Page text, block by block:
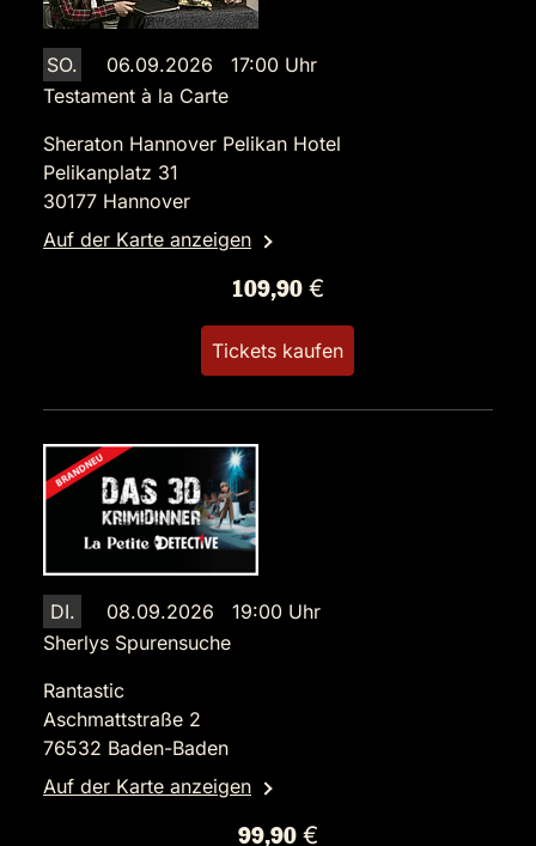
SO.
06.09.2026 17:00 Uhr
Testament à la Carte
Sheraton Hannover Pelikan Hotel
Pelikanplatz 31
30177 Hannover
Auf der Karte anzeigen
109,90 €
Tickets kaufen
DI.
08.09.2026 19:00 Uhr
Sherlys Spurensuche
Rantastic
Aschmattstraße 2
76532 Baden-Baden
Auf der Karte anzeigen
99,90 €